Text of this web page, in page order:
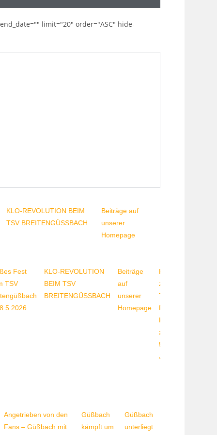
limit="20" order="ASC" hide-
KLO-REVOLUTION BEIM
TSV BREITENGÜSSBACH
Beiträge auf
unserer
Homepage
Fest
TSV
KLO-REVOLUTION
BEIM TSV
BREITENGÜSSBACH
Beiträge
auf
unserer
Homepage
Komm
zum
Turnen!
Für
Kinder
zwischen
5 und 8
Jahren.
Angetrieben von den
Fans – Güßbach mit
Güßbach
kämpft um
Güßbach
unterliegt